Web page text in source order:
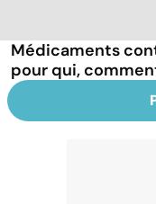
Médicaments
pour qui,